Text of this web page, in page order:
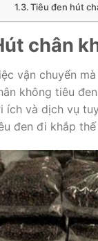
Tiêu đen hút
chân
vận chuyển
không tiêu
ích và dịch vụ
đen đi khắp